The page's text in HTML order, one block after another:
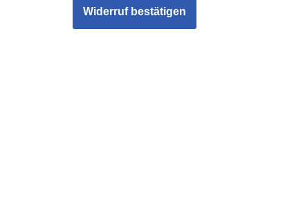
Widerruf bestätigen